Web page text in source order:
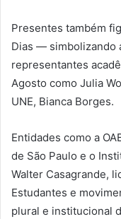
Presentes também
Dias — simbolizando
representantes
Agosto como Julia
UNE, Bianca Borges.
Entidades como a
de São Paulo e o
Walter Casagrande,
Estudantes e
plural e institucional